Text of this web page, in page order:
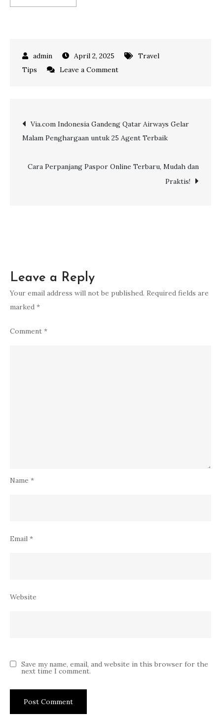
April 2, 2025
Travel
Tips
Leave a Commenton
New
Zealand
2026,
Post
navigation
Via.com Indonesia Gandeng Qatar Airways Gelar
Malam Penghargaan untuk 25 Agent Terbaik
Cara Perpanjang Paspor Online Terbaru, Mudah dan
Praktis!
Leave a Reply
Your email address will not be published. Required fields are
marked *
Comment *
Name *
Email *
Website
Save my name, email, and website in this browser for the
next time I comment.